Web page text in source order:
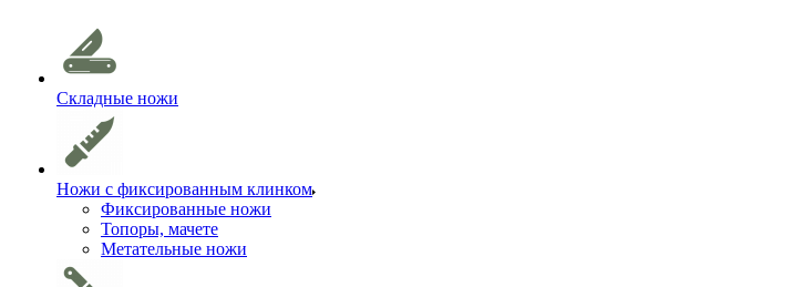
Складные ножи
Ножи с фиксированным клинком
Фиксированные ножи
Топоры, мачете
Метательные ножи